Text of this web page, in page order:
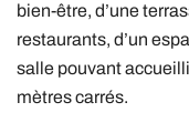
bien-être, d’une
restaurants, d’un
salle pouvant
mètres carrés.